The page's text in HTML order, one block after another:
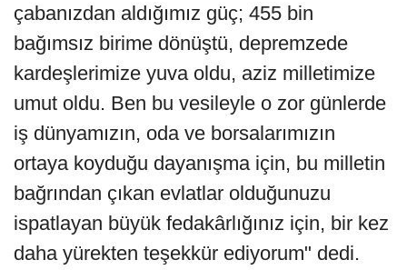
çabanızdan aldığımız güç; 455 bin
bağımsız birime dönüştü, depremzede
kardeşlerimize yuva oldu, aziz milletimize
umut oldu. Ben bu vesileyle o zor günlerde
iş dünyamızın, oda ve borsalarımızın
ortaya koyduğu dayanışma için, bu milletin
bağrından çıkan evlatlar olduğunuzu
ispatlayan büyük fedakârlığınız için, bir kez
daha yürekten teşekkür ediyorum" dedi.